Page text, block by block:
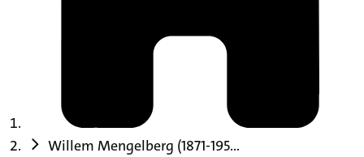
Willem Mengelberg (1871-195...